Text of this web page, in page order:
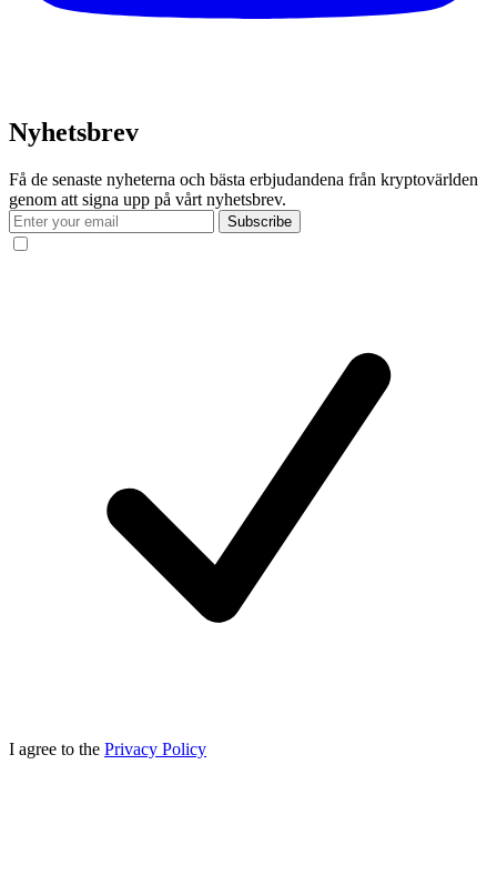
Nyhetsbrev
Få de senaste nyheterna och bästa erbjudandena från kryptovärlden
genom att signa upp på vårt nyhetsbrev.
Subscribe
I agree to the Privacy Policy